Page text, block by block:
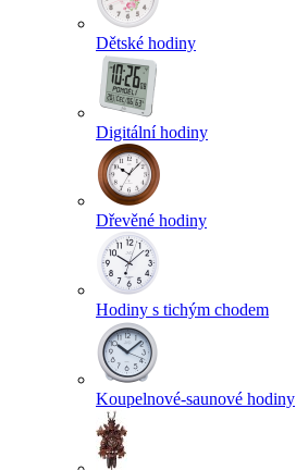
Dětské hodiny
Digitální hodiny
Dřevěné hodiny
Hodiny s tichým chodem
Koupelnové-saunové hodiny